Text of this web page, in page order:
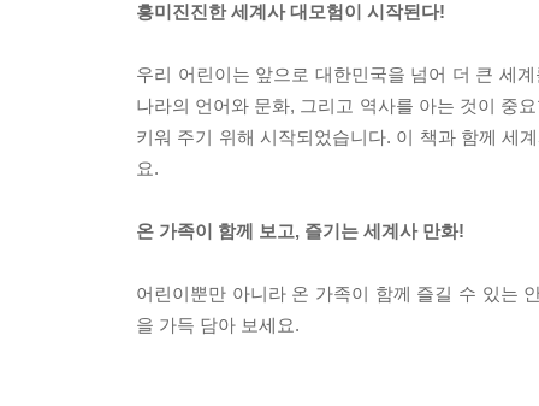
흥미진진한 세계사 대모험이 시작된다!
우리 어린이는 앞으로 대한민국을 넘어 더 큰 세
나라의 언어와 문화, 그리고 역사를 아는 것이 중
키워 주기 위해 시작되었습니다. 이 책과 함께 세
요.
온 가족이 함께 보고, 즐기는 세계사 만화!
어린이뿐만 아니라 온 가족이 함께 즐길 수 있는
을 가득 담아 보세요.